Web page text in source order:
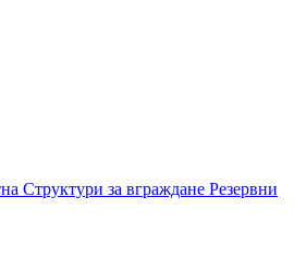
Структури за вграждане Резервни